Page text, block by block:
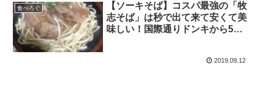
食べろぐ
【ソーキそば】コスパ最強の「牧
志そば」は秒で出て来て安くて美
味しい！国際通りドンキから5分
2019.09.12